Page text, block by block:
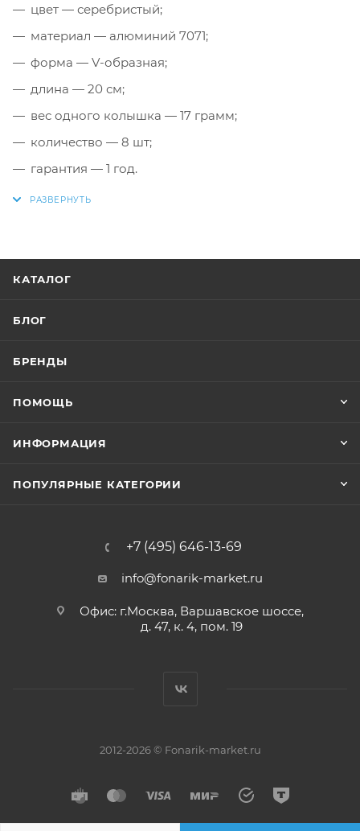
цвет — серебристый;
материал — алюминий 7071;
форма — V-образная;
длина — 20 см;
вес одного колышка — 17 грамм;
количество — 8 шт;
гарантия — 1 год.
КАТАЛОГ
БЛОГ
БРЕНДЫ
ПОМОЩЬ
ИНФОРМАЦИЯ
ПОПУЛЯРНЫЕ КАТЕГОРИИ
+7 (495) 646-13-69
info@fonarik-market.ru
Офис: г.Москва, Варшавское шоссе,
д. 47, к. 4, пом. 19
2012-2026 © Fonarik-market.ru